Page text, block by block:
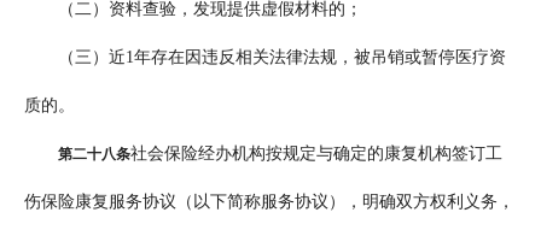
（二）资料查验，发现提供虚假材料的；
（三）近1年存在因违反相关法律法规，被吊销或暂停医疗资
质的。
第二十八条社会保险经办机构按规定与确定的康复机构签订工
伤保险康复服务协议（以下简称服务协议），明确双方权利义务，